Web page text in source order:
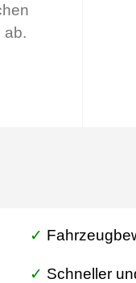
ab.
✓
✓ Schneller